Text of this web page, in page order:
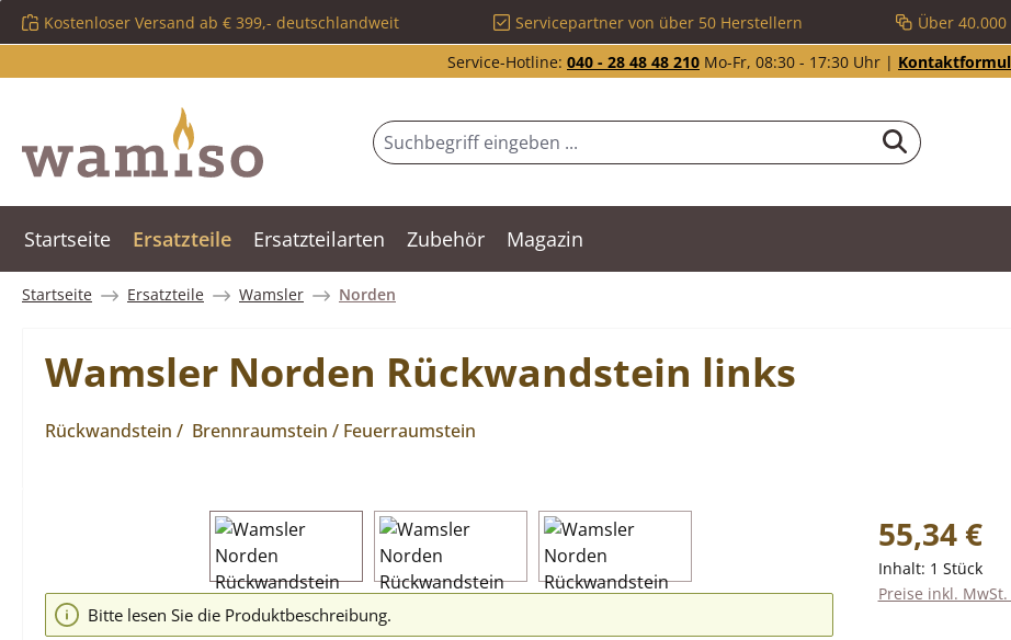
Hauptinhalt springen
Zur Suche springen
Zur Hauptnavigation springen
Kostenloser Versand ab € 399,- deutschlandweit Servicepartner von über 50 Herstellern Über
Service-Hotline: 040 - 28 48 48 210 Mo-Fr, 08:30 - 17:30 Uhr |
Startseite Ersatzteile Ersatzteilarten Zubehör Magazin
Startseite Ersatzteile Wamsler Norden
Wamsler Norden Rückwandstein links
Rückwandstein / Brennraumstein / Feuerraumstein
Bildergalerie überspringen
Bitte lesen Sie die Produktbeschreibung.
Regulärer Preis:
55,34 €
Inhalt: 1 Stück
Preise inkl.